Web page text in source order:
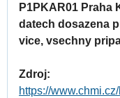
P1PKAR01 Praha
datech dosazena
vice, vsechny
Zdroj:
https://